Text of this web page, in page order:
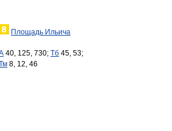
Площадь Ильича
40, 125, 730; Тб 45, 53;
8, 12, 46